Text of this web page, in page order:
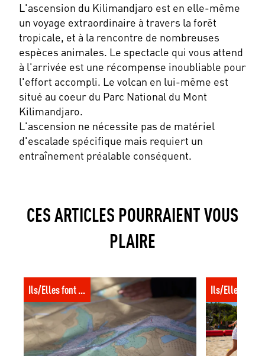
L'ascension du Kilimandjaro est en elle-même
un voyage extraordinaire à travers la forêt
tropicale, et à la rencontre de nombreuses
espèces animales. Le spectacle qui vous attend
à l'arrivée est une récompense inoubliable pour
l'effort accompli. Le volcan en lui-même est
situé au coeur du Parc National du Mont
Kilimandjaro.
L'ascension ne nécessite pas de matériel
d'escalade spécifique mais requiert un
entraînement préalable conséquent.
CES ARTICLES POURRAIENT VOUS
PLAIRE
Comment devenir chef.fe de bord ou
moniteur.trice de voile ?
Ils/Elles font l'UCPA Cet été,